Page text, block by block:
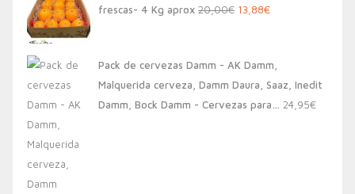
frescas- 4 Kg aprox 20,00€ El
era:
20,00€.
13,88€El
es:
13,88€.
Pack de cervezas Damm - AK Damm,
Malquerida cerveza, Damm Daura, Saaz, Inedit
Damm, Bock Damm - Cervezas para… 24,95€